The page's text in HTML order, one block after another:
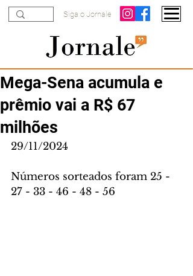
Siga o Jornale
Mega-Sena acumula e
prêmio vai a R$ 67
milhões
29/11/2024
Números sorteados foram 25 -
27 - 33 - 46 - 48 - 56